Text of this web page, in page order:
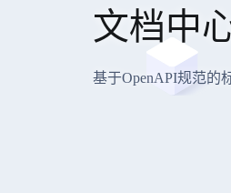
文档中
基于OpenAPI规范的